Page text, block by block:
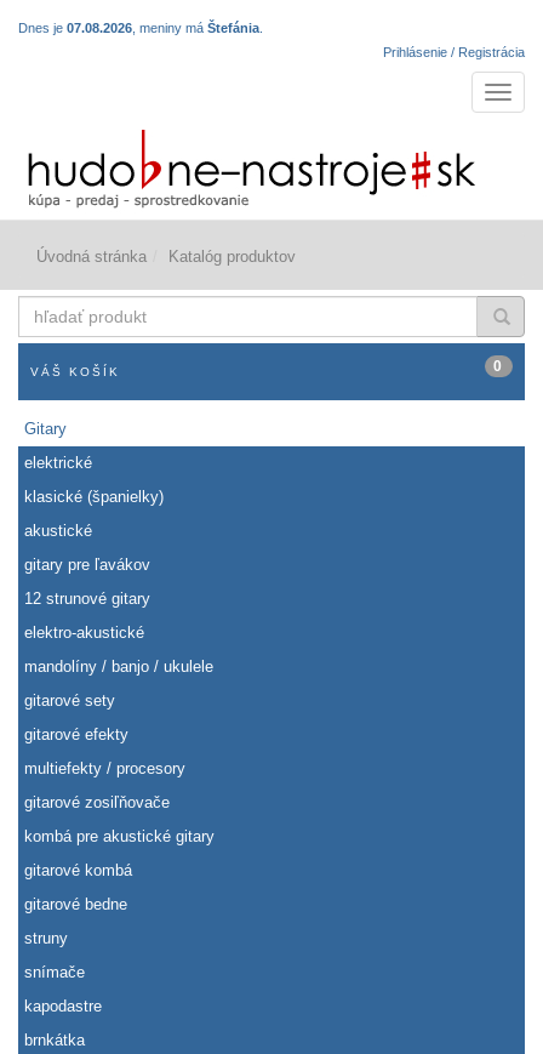
Dnes je 07.08.2026 , meniny má Štefánia
Prihlásenie / Registrácia
Úvodná stránka Katalóg produktov
produkt
VÁŠ KOŠÍK 0
Gitary
elektrické
klasické (španielky)
akustické
gitary pre ľavákov
12 strunové gitary
elektro-akustické
mandolíny / banjo / ukulele
gitarové sety
gitarové efekty
multiefekty / procesory
gitarové zosiľňovače
kombá pre akustické gitary
gitarové kombá
gitarové bedne
struny
snímače
kapodastre
brnkátka